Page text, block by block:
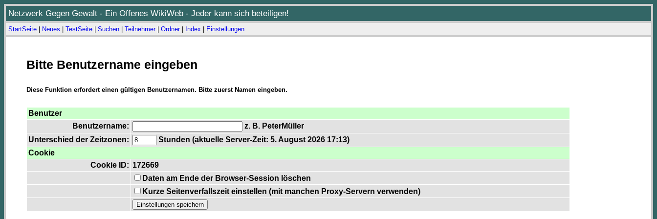
Netzwerk Gegen Gewalt - Ein Offenes WikiWeb - Jeder kann sich beteiligen!
StartSeite Neues TestSeite Suchen Teilnehmer| Ordner| Index Einstellungen
Bitte Benutzername eingeben
Diese Funktion erfordert einen gültigen Benutzernamen. Bitte zuerst Namen eingeben.
Benutzer
Benutzername:
z. B. PeterMüller
Unterschied der Zeitzonen:
Stunden (aktuelle Server-Zeit: 5. August 2026 17:13)
Cookie
Cookie ID: 172669
Daten am Ende der Browser-Session löschen
Kurze Seitenverfallszeit einstellen (mit manchen Proxy-Servern verwenden)